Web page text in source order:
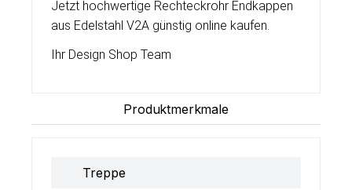
Jetzt hochwertige Rechteckrohr Endkappen
aus Edelstahl V2A günstig online kaufen.
Ihr Design Shop Team
Produktmerkmale
Treppe